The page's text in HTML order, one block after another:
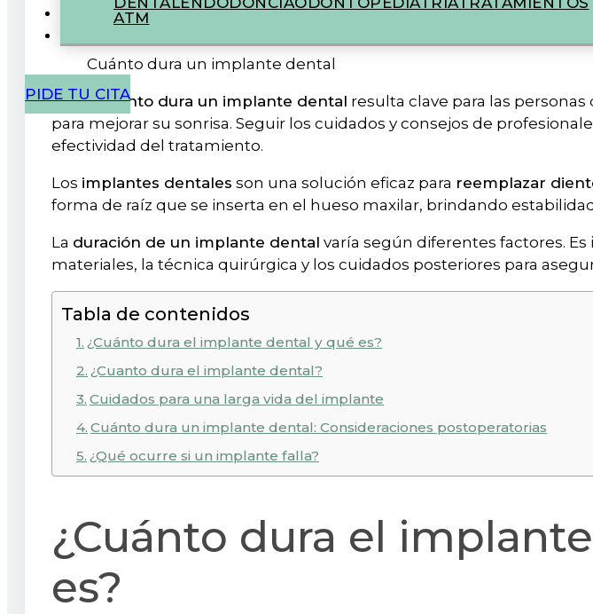
ATM
PIDE TU CITA
Cuánto dura un implante dental
Sabercuánto dura un implante dental resulta clave para las
para mejorar su sonrisa. Seguir los cuidados y consejos de
efectividad del tratamiento.
Los implantes dentales son una solución eficaz para reemplazar
forma de raíz que se inserta en el hueso maxilar, brindando
La duración de un implante dental varía según diferentes factores.
materiales, la técnica quirúrgica y los cuidados posteriores para
Tabla de contenidos
¿Cuánto dura el implante dental y qué es?
¿Cuanto dura el implante dental?
Cuidados para una larga vida del implante
Cuánto dura un implante dental: Consideraciones postoperatorias
¿Qué ocurre si un implante falla?
¿Cuánto dura el
es?